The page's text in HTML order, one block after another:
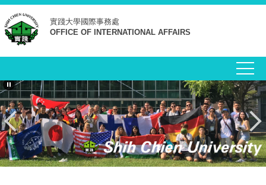
跳
到
主
要
容
區
實踐大學國際事務處
OFFICE OF INTERNATIONAL AFFAIRS